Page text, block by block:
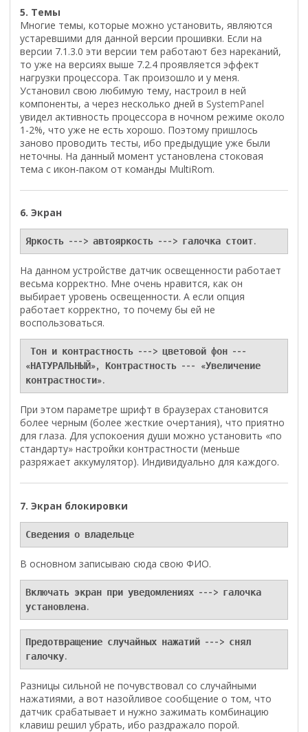
5. Темы
Многие темы, которые можно установить, являются
устаревшими для данной версии прошивки. Если на
версии 7.1.3.0 эти версии тем работают без нареканий,
то уже на версиях выше 7.2.4 проявляется эффект
нагрузки процессора. Так произошло и у меня.
Установил свою любимую тему, настроил в ней
компоненты, а через несколько дней в SystemPanel
увидел активность процессора в ночном режиме около
1-2%, что уже не есть хорошо. Поэтому пришлось
заново проводить тесты, ибо предыдущие уже были
неточны. На данный момент установлена стоковая
тема с икон-паком от команды MultiRom.
6. Экран
Яркость ---> автояркость ---> галочка стоит.
На данном устройстве датчик освещенности работает
весьма корректно. Мне очень нравится, как он
выбирает уровень освещенности. А если опция
работает корректно, то почему бы ей не
воспользоваться.
«НАТУРАЛЬНЫЙ», Контрастность --- «Увеличение
контрастности».
При этом параметре шрифт в браузерах становится
более черным (более жесткие очертания), что приятно
для глаза. Для успокоения души можно установить «по
стандарту» настройки контрастности (меньше
разряжает аккумулятор). Индивидуально для каждого.
7. Экран блокировки
Сведения о владельце
В основном записываю сюда свою ФИО.
Включать экран при уведомлениях ---> галочка
установлена.
Предотвращение случайных нажатий ---> снял
галочку.
Разницы сильной не почувствовал со случайными
нажатиями, а вот назойливое сообщение о том, что
датчик срабатывает и нужно зажимать комбинацию
клавиш решил убрать, ибо раздражало порой.